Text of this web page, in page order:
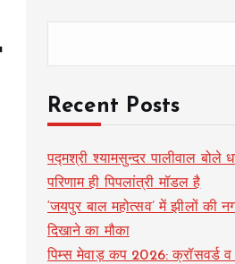
Recent Posts
पद्मश्री श्यामसुन्दर पालीवाल बोले
परिणाम ही पिपलांत्री मॉडल है
‘जयपुर बाल महोत्सव’ में झीलों की
दिखाने का मौका
पिम्स मेवाड़ कप 2026: क्रॉसवर्ड